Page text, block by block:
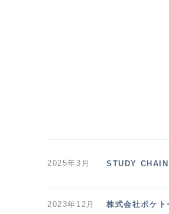
2025年3月 STUDY CHAIN
2023年12月 株式会社ポケト